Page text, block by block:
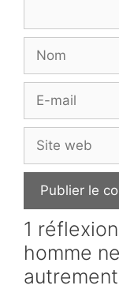
mail
web
1
homme